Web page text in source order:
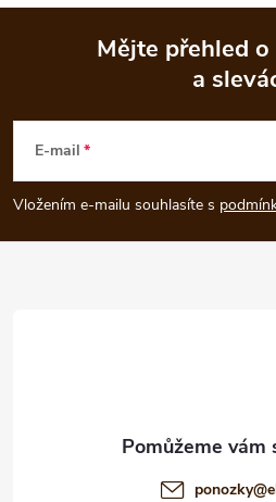
p
a
Mějte přehled
a
E-mail
Vložením e-mailu souhlasíte s
ponozky@